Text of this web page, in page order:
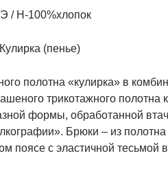
/ Н-100%хлопок
(пенье)
полотна «кулирка» в
трикотажного полотна
формы, обработанной
Брюки – из
поясе с эластичной